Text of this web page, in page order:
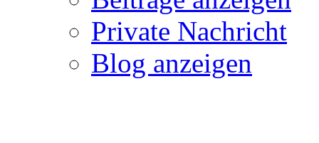
Private Nachricht
Blog anzeigen